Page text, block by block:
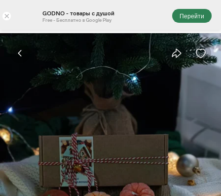
× GODNO - товары с душой
Free - Бесплатно в Google Play
Перейти